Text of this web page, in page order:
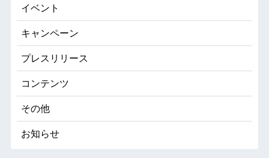
イベント
キャンペーン
プレスリリース
コンテンツ
その他
お知らせ